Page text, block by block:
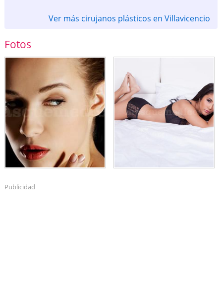
Ver más cirujanos plásticos en Villavicencio
Fotos
Publicidad